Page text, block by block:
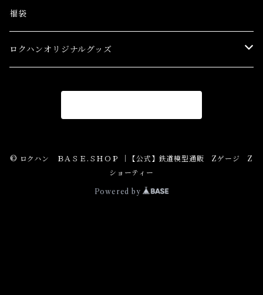
アクセサリー&ストラクチャー(SA&SS) ACC&STL
スターターセット(SG) Starter Sets
Ｚゲージ車両(特別価格) Trains
在宅支援キャンペーン
Ｚゲージアクセサリー(特別価格) Accessory
Ｚゲージレール(特別価格) Truck
Zゲージパーツ(特別価格) Parts
福袋
ロクハンオリジナルグッズ
© ロクハン ＢＡＳＥ.ＳＨＯＰ ｜【公式】鉄道模型通販 Zゲージ Z
ショーティー
Powered by